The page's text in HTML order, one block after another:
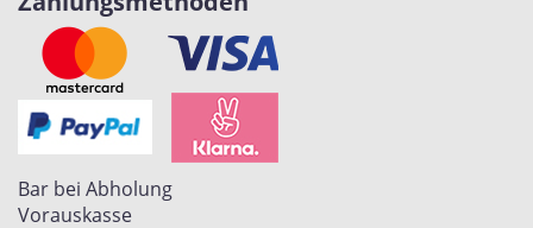
Bar bei Abholung
Vorauskasse